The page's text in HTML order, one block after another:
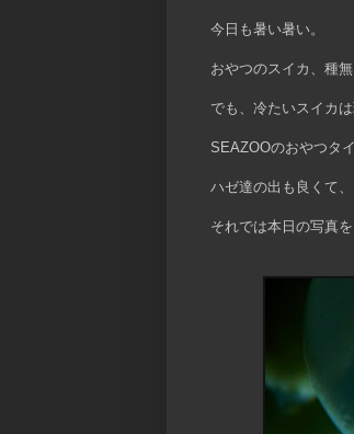
今日も暑い暑い。
おやつのスイカ、種
でも、冷たいスイカ
SEAZOOのおやつタ
ハゼ達の出も良くて
それでは本日の写真を